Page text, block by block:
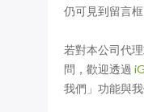
仍可見到留言
若對本公司代
問，歡迎透過
我們」功能與我